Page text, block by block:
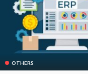
OTHERS